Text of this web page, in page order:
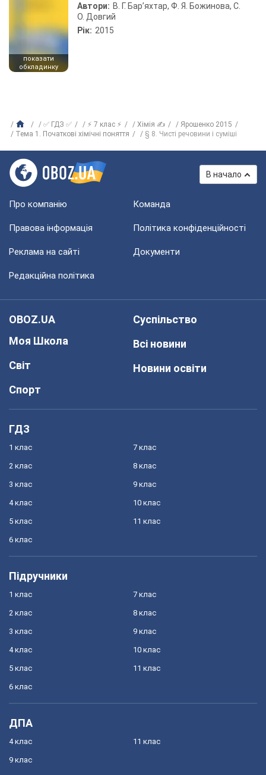
показати
обкладинку
Автори: В. Г. Бар’яхтар, Ф. Я. Божинова, С.
О. Довгий
Рік: 2015
✅ ГДЗ ✅ ⚡ 7 клас ⚡ Хімія ✍
Ярошенко 2015
Тема 1. Початкові хімічні поняття
§ 8. Чисті речовини і суміші
В начало
Про компанію Команда
Правова інформація Політика конфіденційності
Реклама на сайті Документи
Редакційна політика
OBOZ.UA
Моя Школа
Світ
Спорт
Суспільство
Всі новини
Новини освіти
ГДЗ
1 клас
2 клас
3 клас
4 клас
5 клас
6 клас
7 клас
8 клас
9 клас
10 клас
11 клас
Підручники
1 клас
2 клас
3 клас
4 клас
5 клас
6 клас
7 клас
8 клас
9 клас
10 клас
11 клас
ДПА
4 клас
9 клас
11 клас